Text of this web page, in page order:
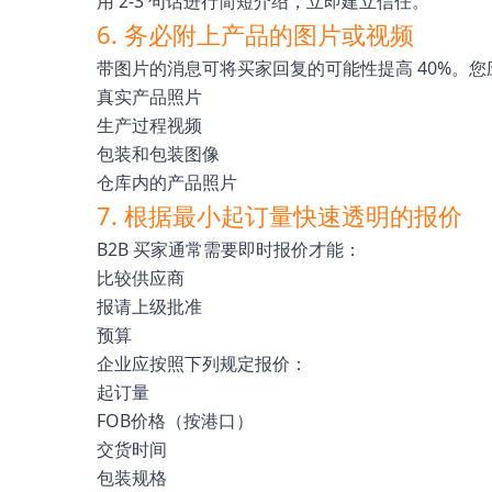
6. 务必附上产品的图片或视频
带图片的消息可将买家回复的可能性提高 40%。您
真实产品照片
生产过程视频
包装和包装图像
仓库内的产品照片
7. 根据最小起订量快速透明的报价
B2B 买家通常需要即时报价才能：
比较供应商
报请上级批准
预算
企业应按照下列规定报价：
起订量
FOB价格（按港口）
交货时间
包装规格